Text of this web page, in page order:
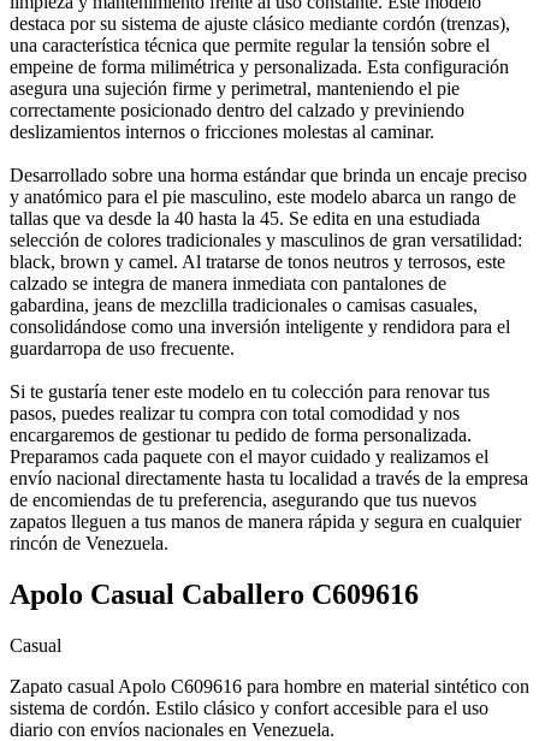
destaca por su sistema de ajuste clásico mediante cordón (trenzas),
una característica técnica que permite regular la tensión sobre el
empeine de forma milimétrica y personalizada. Esta configuración
asegura una sujeción firme y perimetral, manteniendo el pie
correctamente posicionado dentro del calzado y previniendo
deslizamientos internos o fricciones molestas al caminar.
Desarrollado sobre una horma estándar que brinda un encaje preciso
y anatómico para el pie masculino, este modelo abarca un rango de
tallas que va desde la 40 hasta la 45. Se edita en una estudiada
selección de colores tradicionales y masculinos de gran versatilidad:
black, brown y camel. Al tratarse de tonos neutros y terrosos, este
calzado se integra de manera inmediata con pantalones de
gabardina, jeans de mezclilla tradicionales o camisas casuales,
consolidándose como una inversión inteligente y rendidora para el
guardarropa de uso frecuente.
Si te gustaría tener este modelo en tu colección para renovar tus
pasos, puedes realizar tu compra con total comodidad y nos
encargaremos de gestionar tu pedido de forma personalizada.
Preparamos cada paquete con el mayor cuidado y realizamos el
envío nacional directamente hasta tu localidad a través de la empresa
de encomiendas de tu preferencia, asegurando que tus nuevos
zapatos lleguen a tus manos de manera rápida y segura en cualquier
rincón de Venezuela.
Apolo Casual Caballero C609616
Casual
Zapato casual Apolo C609616 para hombre en material sintético con
sistema de cordón. Estilo clásico y confort accesible para el uso
diario con envíos nacionales en Venezuela.